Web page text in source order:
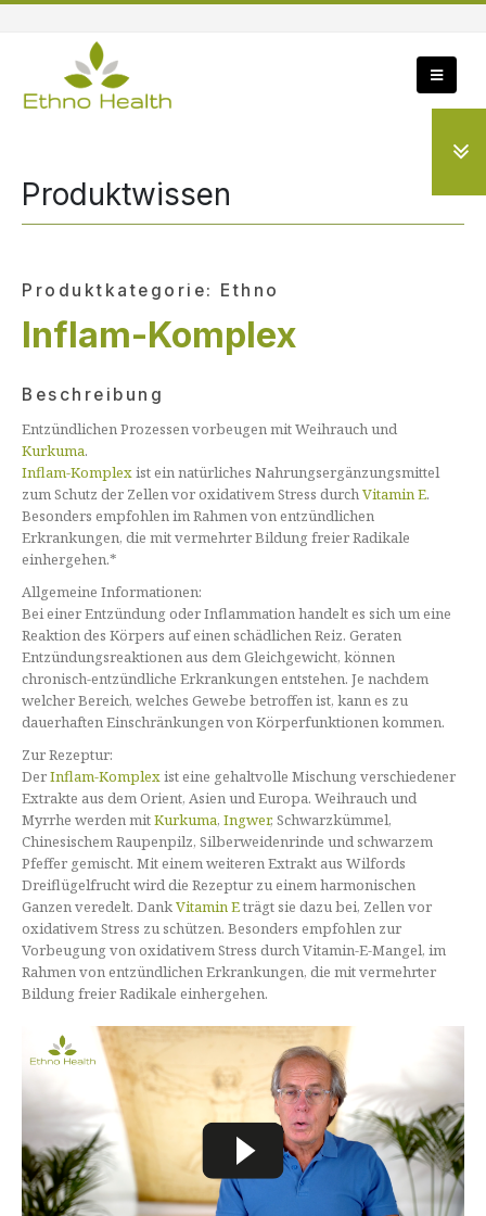
Produktwissen
Produktkategorie: Ethno
Inflam-Komplex
Beschreibung
Entzündlichen Prozessen vorbeugen mit Weihrauch und
Kurkuma.
Inflam-Komplexist ein natürliches Nahrungsergänzungsmittel
zum Schutz der Zellen vor oxidativem Stress durchVitamin E.
Besonders empfohlen im Rahmen von entzündlichen
Erkrankungen, die mit vermehrter Bildung freier Radikale
einhergehen.*
Allgemeine Informationen:
Bei einer Entzündung oder Inflammation handelt es sich um eine
Reaktion des Körpers auf einen schädlichen Reiz. Geraten
Entzündungsreaktionen aus dem Gleichgewicht, können
chronisch-entzündliche Erkrankungen entstehen. Je nachdem
welcher Bereich, welches Gewebe betroffen ist, kann es zu
dauerhaften Einschränkungen von Körperfunktionen kommen.
Zur Rezeptur:
DerInflam-Komplexist eine gehaltvolle Mischung verschiedener
Extrakte aus dem Orient, Asien und Europa. Weihrauch und
Myrrhe werden mitKurkuma, Ingwer, Schwarzkümmel,
Chinesischem Raupenpilz, Silberweidenrinde und schwarzem
Pfeffer gemischt. Mit einem weiteren Extrakt aus Wilfords
Dreiflügelfrucht wird die Rezeptur zu einem harmonischen
Ganzen veredelt. DankVitamin Eträgt sie dazu bei, Zellen vor
oxidativem Stress zu schützen. Besonders empfohlen zur
Vorbeugung von oxidativem Stress durch Vitamin-E-Mangel, im
Rahmen von entzündlichen Erkrankungen, die mit vermehrter
Bildung freier Radikale einhergehen.